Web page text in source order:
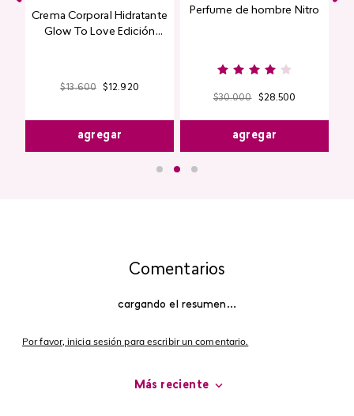
Crema Corporal Hidratante
Glow To Love Edición
$13.600 $12.920
agregar
Perfume de hombre Nitro
$30.000 $28.500
agregar
Comentarios
cargando el resumen…
Por favor, inicia sesión para escribir un comentario.
Más reciente